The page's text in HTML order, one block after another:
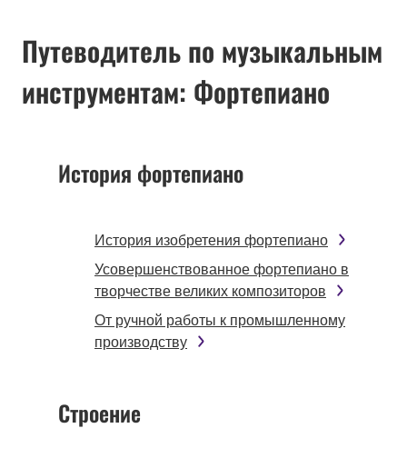
Путеводитель по музыкальным
инструментам: Фортепиано
История фортепиано
История изобретения фортепиано
Усовершенствованное фортепиано в
творчестве великих композиторов
От ручной работы к промышленному
производству
Строение